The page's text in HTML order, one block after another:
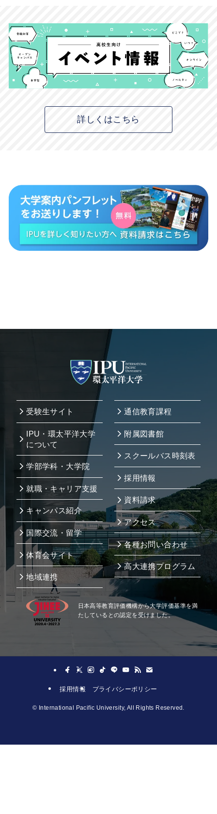
詳しくはこちら
受験生サイト
IPU・環太平洋大学
について
学部学科・大学院
就職・キャリア支援
キャンパス紹介
国際交流・留学
体育会サイト
地域連携
通信教育課程
附属図書館
スクールバス時刻表
採用情報
資料請求
アクセス
各種お問い合わせ
高大連携プログラム
日本高等教育評価機構から大学評価基準を満
たしているとの認定を受けました。
採用情報 プライバシーポリシー
© International Pacific University, All Rights Reserved.